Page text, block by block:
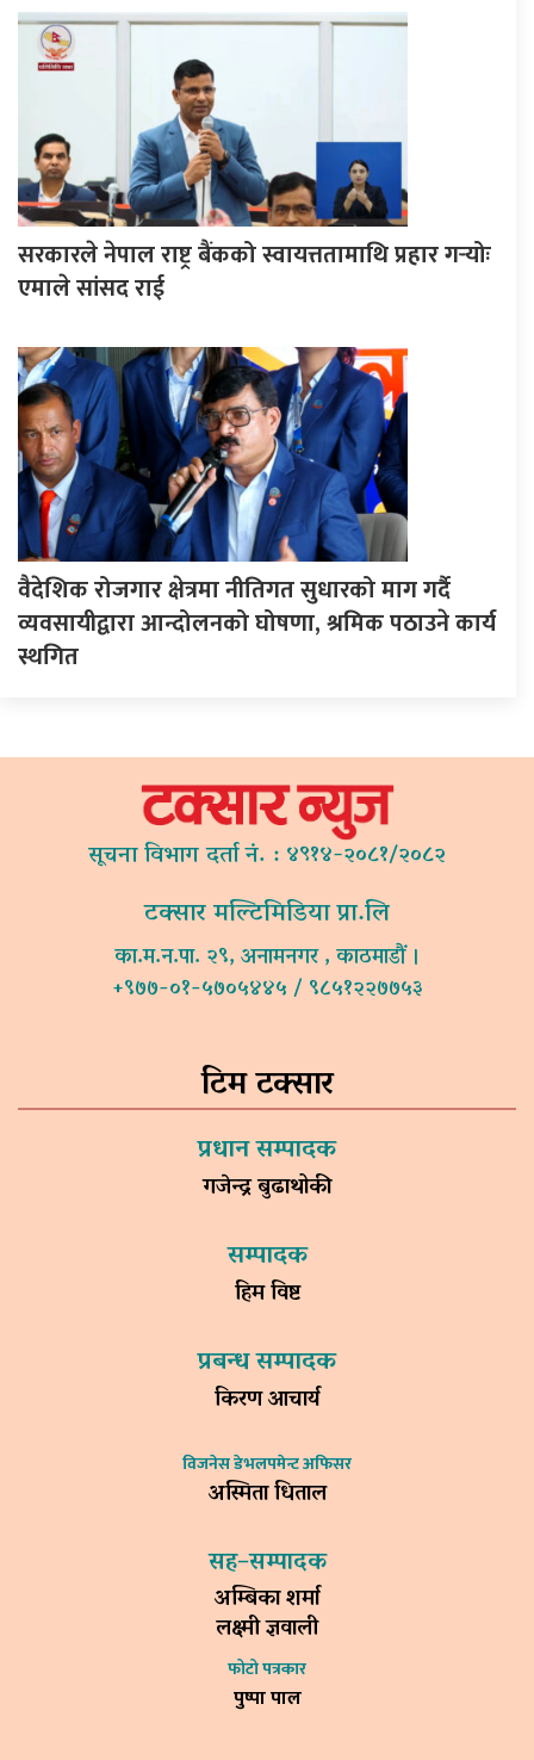
सरकारले नेपाल राष्ट्र बैंकको स्वायत्ततामाथि प्रहार गर्‍योः
एमाले सांसद राई
वैदेशिक रोजगार क्षेत्रमा नीतिगत सुधारको माग गर्दै
व्यवसायीद्वारा आन्दोलनको घोषणा, श्रमिक पठाउने कार्य
स्थगित
सूचना विभाग दर्ता नं. : ४९१४-२०८१/२०८२
टक्सार मल्टिमिडिया प्रा.लि
का.म.न.पा. २९, अनामनगर , काठमाडौं ।
+९७७-०१-५७०५४४५ / ९८५१२२७७५३
टिम टक्सार
प्रधान सम्पादक
गजेन्द्र बुढाथोकी
सम्पादक
हिम विष्ट
प्रबन्ध सम्पादक
किरण आचार्य
विजनेस डेभलपमेन्ट अफिसर
अस्मिता धिताल
सह–सम्पादक
अम्बिका शर्मा
लक्ष्मी ज्ञवाली
फोटो पत्रकार
पुष्पा पाल